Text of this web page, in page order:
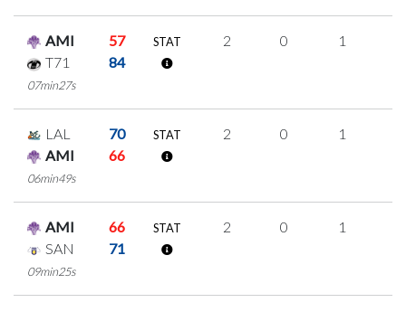
AMI
57
T71
84
07min27s
STAT 2 0 1
LAL
70
AMI
66
06min49s
STAT 2 0 1
AMI
66
SAN
71
09min25s
STAT 2 0 1